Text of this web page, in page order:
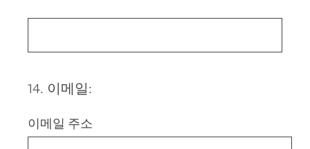
Question
14. 이메일:
이메일 주소